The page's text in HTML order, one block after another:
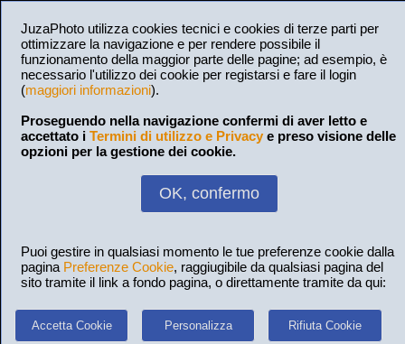
JuzaPhoto utilizza cookies tecnici e cookies di terze parti per
ottimizzare la navigazione e per rendere possibile il
funzionamento della maggior parte delle pagine; ad esempio, è
necessario l'utilizzo dei cookie per registarsi e fare il login
(maggiori informazioni).
Proseguendo nella navigazione confermi di aver letto e
accettato i Termini di utilizzo e Privacy e preso visione delle
opzioni per la gestione dei cookie.
OK, confermo
Puoi gestire in qualsiasi momento le tue preferenze cookie dalla
pagina Preferenze Cookie, raggiugibile da qualsiasi pagina del
sito tramite il link a fondo pagina, o direttamente tramite da qui:
Accetta Cookie Personalizza Rifiuta Cookie